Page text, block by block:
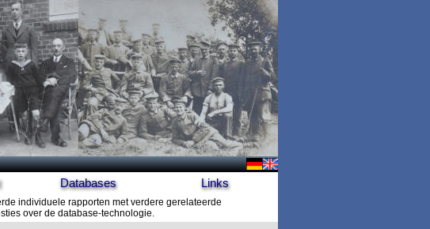
Databases Links
individuele rapporten met verdere gerelateerde
over de database-technologie.